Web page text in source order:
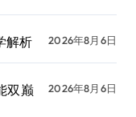
解析 2026年8月6日
双巅
2026年8月6日